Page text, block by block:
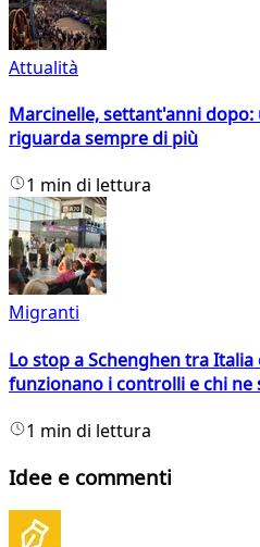
Attualità
Marcinelle, settant'anni dopo:
riguarda sempre di più
1 min di lettura
Migranti
Lo stop a Schenghen tra Italia
funzionano i controlli e chi ne
1 min di lettura
Idee e commenti